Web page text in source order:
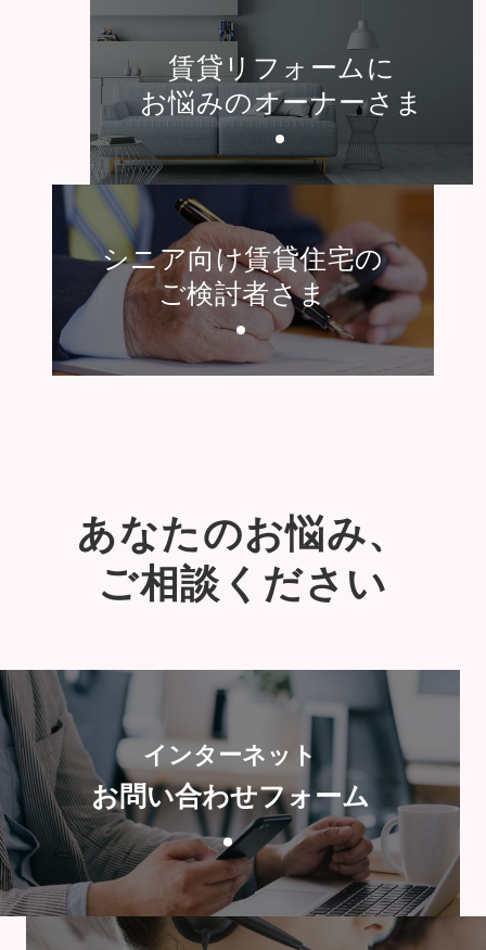
賃貸リフォームに
お悩みのオーナーさま
シニア向け賃貸住宅の
ご検討者さま
あなたのお悩み、
ご相談ください
インターネット
お問い合わせフォーム